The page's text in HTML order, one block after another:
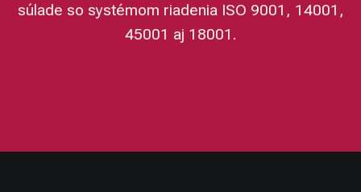
súlade so systémom riadenia ISO 9001, 14001,
45001 aj 18001.